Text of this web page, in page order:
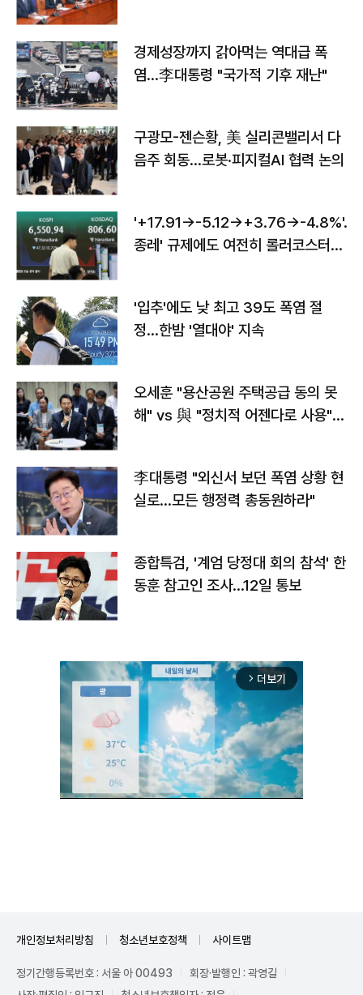
경제성장까지 갉아먹는 역대급 폭
염…李대통령 "국가적 기후 재난"
구광모-젠슨황, 美 실리콘밸리서 다
음주 회동…로봇·피지컬AI 협력 논의
'+17.91→-5.12→+3.76→-4.8%'…'
종레' 규제에도 여전히 롤러코스터
'입추'에도 낮 최고 39도 폭염 절
정…한밤 '열대야' 지속
오세훈 "용산공원 주택공급 동의 못
해" vs 與 "정치적 어젠다로 사용"
李대통령 "외신서 보던 폭염 상황 현
실로…모든 행정력 총동원하라"
종합특검, '계엄 당정대 회의 참석' 한
동훈 참고인 조사...12일 통보
arrow_forward_ios 더보기
개인정보처리방침 청소년보호정책 사이트맵
정기간행등록번호 : 서울 아 00493
회장·발행인 : 곽영길